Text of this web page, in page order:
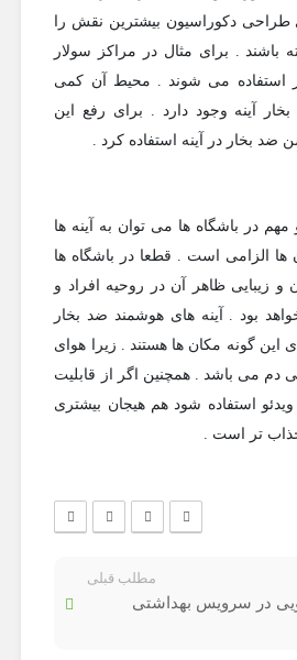
دکوراسیون بیشترین نقش را
باشند . برای مثال در مراکز سولار
استفاده می شوند . محیط آن کمی
آینه وجود دارد . برای رفع این
بخار در آینه استفاده کرد .
در باشگاه ها می توان به آینه ها
الزامی است . قطعا در باشگاه ها
ظاهر آن در روحیه افراد و
بود . آینه های هوشمند ضد بخار
گونه مکان ها هستند . زیرا هوای
می باشد . همچنین اگر از قابلیت
استفاده شود هم هیجان بیشتری
تر است .
مطلب قبلی
در سرویس بهداشتی